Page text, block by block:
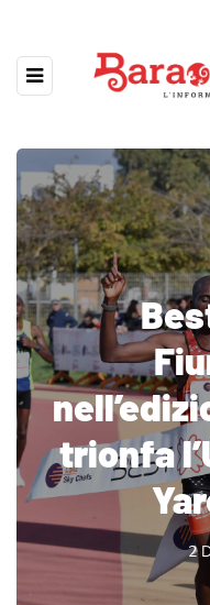
trionfa
2